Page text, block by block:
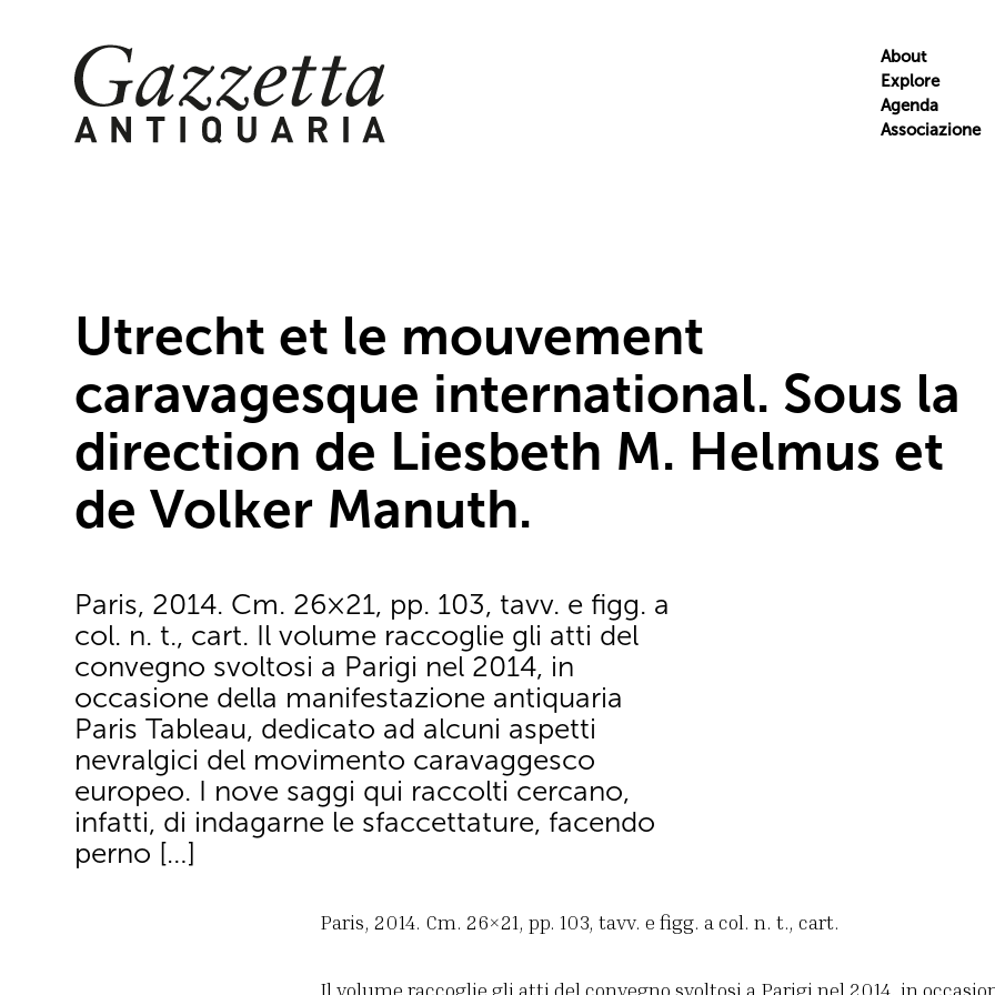
Skip
to
content
About
Explore
Agenda
Associazione
Utrecht et le mouvement
caravagesque international. Sous la
direction de Liesbeth M. Helmus et
de Volker Manuth.
Paris, 2014. Cm. 26×21, pp. 103, tavv. e figg. a
col. n. t., cart. Il volume raccoglie gli atti del
convegno svoltosi a Parigi nel 2014, in
occasione della manifestazione antiquaria
Paris Tableau, dedicato ad alcuni aspetti
nevralgici del movimento caravaggesco
europeo. I nove saggi qui raccolti cercano,
infatti, di indagarne le sfaccettature, facendo
perno […]
Paris, 2014. Cm. 26×21, pp. 103, tavv. e figg. a col. n. t., cart.
Il volume raccoglie gli atti del convegno svoltosi a Parigi nel 2014, in